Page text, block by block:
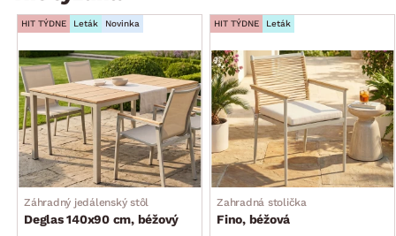
HIT TÝDNE Leták Novinka
Záhradný jedálenský stôl
Deglas 140x90 cm, béžový
HIT TÝDNE Leták
Zahradná stolička
Fino, béžová